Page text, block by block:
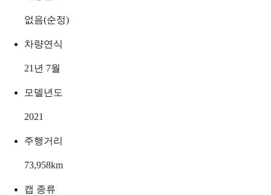
없음(순정)
차량연식
21년 7월
모델년도
2021
주행거리
73,958km
캡 종류